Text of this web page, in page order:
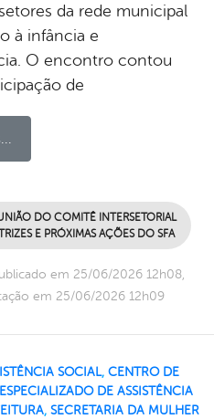
da rede municipal
à infância e
O encontro contou
de
DO COMITÊ INTERSETORIAL
E PRÓXIMAS AÇÕES DO SFA
em 25/06/2026 12h08,
em 25/06/2026 12h09
SOCIAL, CENTRO DE
DE ASSISTÊNCIA
, SECRETARIA DA MULHER